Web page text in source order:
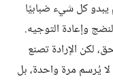
كل شيء ضبابيًا
وإعادة التوجيه.
لكن الإرادة تصنع
يُرسم مرة واحدة، بل